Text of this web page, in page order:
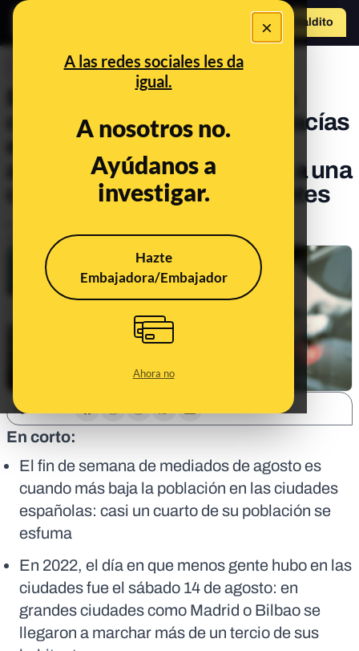
×
A las redes sociales les da
igual.
A nosotros no.
Ayúdanos a
investigar.
Hazte
Embajadora/Embajador
Ahora no
Hazte Maldito
CONTROL DEL PODER
El día del verano en que las
ciudades se quedan más vacías
es el segundo sábado de
agosto: en 2022 perdieron a una
cuarta parte de sus habitantes
Actualizado elAug 10, 2023, 8:14:00 AM
En corto:
El fin de semana de mediados de agosto es
cuando más baja la población en las ciudades
españolas: casi un cuarto de su población se
esfuma
En 2022, el día en que menos gente hubo en las
ciudades fue el sábado 14 de agosto: en
grandes ciudades como Madrid o Bilbao se
llegaron a marchar más de un tercio de sus